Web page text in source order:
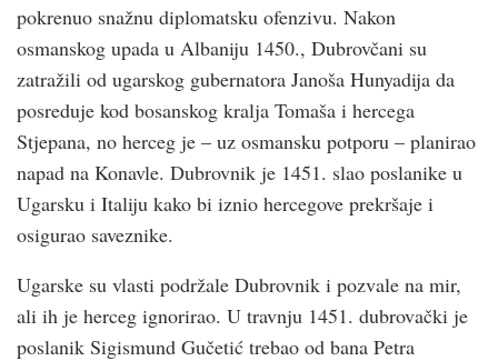
pokrenuo snažnu diplomatsku ofenzivu. Nakon
osmanskog upada u Albaniju 1450., Dubrovčani su
zatražili od ugarskog gubernatora Janoša Hunyadija da
posreduje kod bosanskog kralja Tomaša i hercega
Stjepana, no herceg je – uz osmansku potporu – planirao
napad na Konavle. Dubrovnik je 1451. slao poslanike u
Ugarsku i Italiju kako bi iznio hercegove prekršaje i
osigurao saveznike.
Ugarske su vlasti podržale Dubrovnik i pozvale na mir,
ali ih je herceg ignorirao. U travnju 1451. dubrovački je
poslanik Sigismund Gučetić trebao od bana Petra